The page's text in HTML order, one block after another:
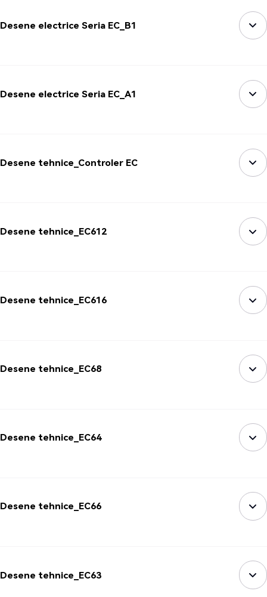
Desene electrice Seria EC_B1
Desene electrice Seria EC_A1
Desene tehnice_Controler EC
Desene tehnice_EC612
Desene tehnice_EC616
Desene tehnice_EC68
Desene tehnice_EC64
Desene tehnice_EC66
Desene tehnice_EC63